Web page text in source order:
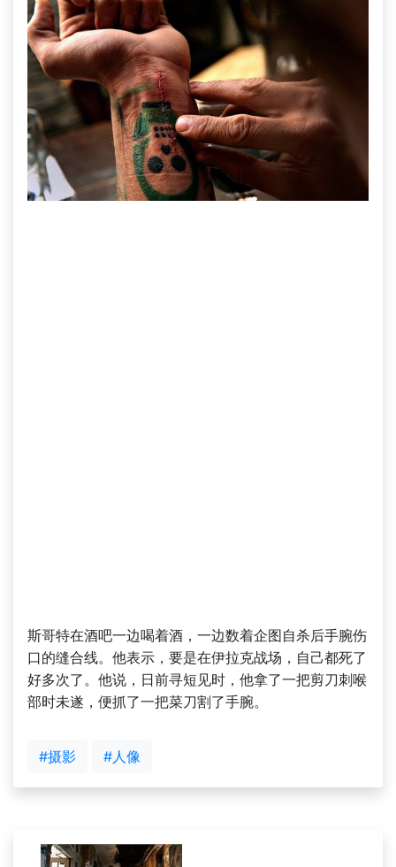
斯哥特在酒吧一边喝着酒，一边数着企图自杀后手腕伤
口的缝合线。他表示，要是在伊拉克战场，自己都死了
好多次了。他说，日前寻短见时，他拿了一把剪刀刺喉
部时未遂，便抓了一把菜刀割了手腕。
#摄影 #人像